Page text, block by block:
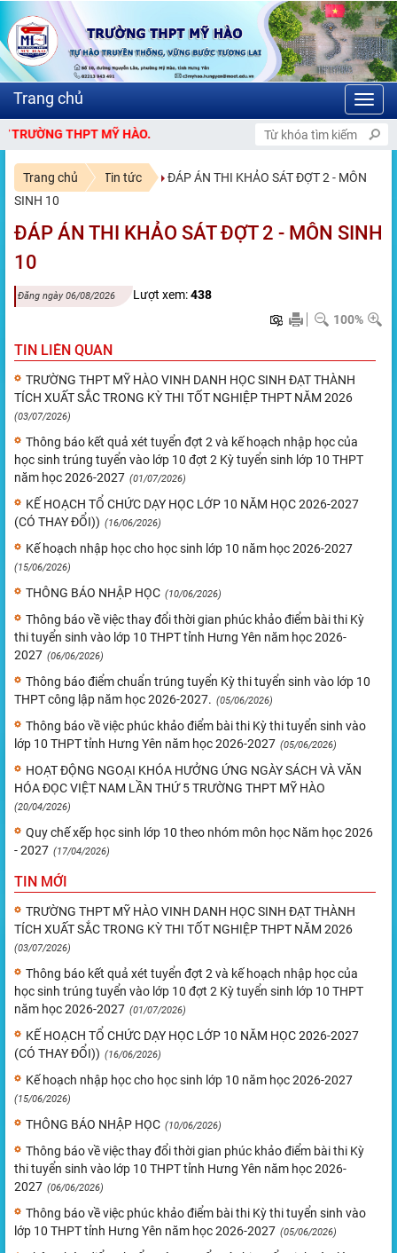
THPT MỸ HÀO.
Trang chủ Tin tức
ĐÁP ÁN THI KHẢO SÁT ĐỢT 2 - MÔN
SINH 10
ĐÁP ÁN THI KHẢO SÁT ĐỢT 2 - MÔN SINH
10
Đăng ngày 06/08/2026 Lượt xem:438
100%
TIN LIÊN QUAN
TRƯỜNG THPT MỸ HÀO VINH DANH HỌC SINH ĐẠT THÀNH
TÍCH XUẤT SẮC TRONG KỲ THI TỐT NGHIỆP THPT NĂM 2026
(03/07/2026)
Thông báo kết quả xét tuyển đợt 2 và kế hoạch nhập học của
học sinh trúng tuyển vào lớp 10 đợt 2 Kỳ tuyển sinh lớp 10 THPT
năm học 2026-2027 (01/07/2026)
KẾ HOẠCH TỔ CHỨC DẠY HỌC LỚP 10 NĂM HỌC 2026-2027
(CÓ THAY ĐỔI)) (16/06/2026)
Kế hoạch nhập học cho học sinh lớp 10 năm học 2026-2027
(15/06/2026)
THÔNG BÁO NHẬP HỌC (10/06/2026)
Thông báo về việc thay đổi thời gian phúc khảo điểm bài thi Kỳ
thi tuyển sinh vào lớp 10 THPT tỉnh Hưng Yên năm học 2026-
2027 (06/06/2026)
Thông báo điểm chuẩn trúng tuyển Kỳ thi tuyển sinh vào lớp 10
THPT công lập năm học 2026-2027. (05/06/2026)
Thông báo về việc phúc khảo điểm bài thi Kỳ thi tuyển sinh vào
lớp 10 THPT tỉnh Hưng Yên năm học 2026-2027 (05/06/2026)
HOẠT ĐỘNG NGOẠI KHÓA HƯỞNG ỨNG NGÀY SÁCH VÀ VĂN
HÓA ĐỌC VIỆT NAM LẦN THỨ 5 TRƯỜNG THPT MỸ HÀO
(20/04/2026)
Quy chế xếp học sinh lớp 10 theo nhóm môn học Năm học 2026
- 2027 (17/04/2026)
TIN MỚI
TRƯỜNG THPT MỸ HÀO VINH DANH HỌC SINH ĐẠT THÀNH
TÍCH XUẤT SẮC TRONG KỲ THI TỐT NGHIỆP THPT NĂM 2026
(03/07/2026)
Thông báo kết quả xét tuyển đợt 2 và kế hoạch nhập học của
học sinh trúng tuyển vào lớp 10 đợt 2 Kỳ tuyển sinh lớp 10 THPT
năm học 2026-2027 (01/07/2026)
KẾ HOẠCH TỔ CHỨC DẠY HỌC LỚP 10 NĂM HỌC 2026-2027
(CÓ THAY ĐỔI)) (16/06/2026)
Kế hoạch nhập học cho học sinh lớp 10 năm học 2026-2027
(15/06/2026)
THÔNG BÁO NHẬP HỌC (10/06/2026)
Thông báo về việc thay đổi thời gian phúc khảo điểm bài thi Kỳ
thi tuyển sinh vào lớp 10 THPT tỉnh Hưng Yên năm học 2026-
2027 (06/06/2026)
Thông báo về việc phúc khảo điểm bài thi Kỳ thi tuyển sinh vào
lớp 10 THPT tỉnh Hưng Yên năm học 2026-2027 (05/06/2026)